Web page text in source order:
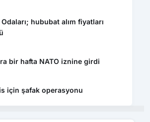
hububat alım fiyatları
bir hafta NATO iznine girdi
için şafak operasyonu